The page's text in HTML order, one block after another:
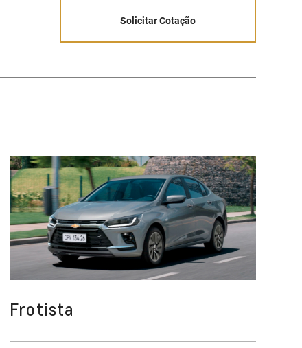
Solicitar Cotação
Frotista